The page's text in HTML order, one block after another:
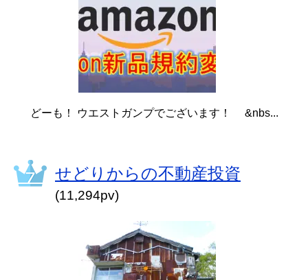
どーも！ ウエストガンプでございます！ &nbs...
せどりからの不動産投資
(11,294pv)